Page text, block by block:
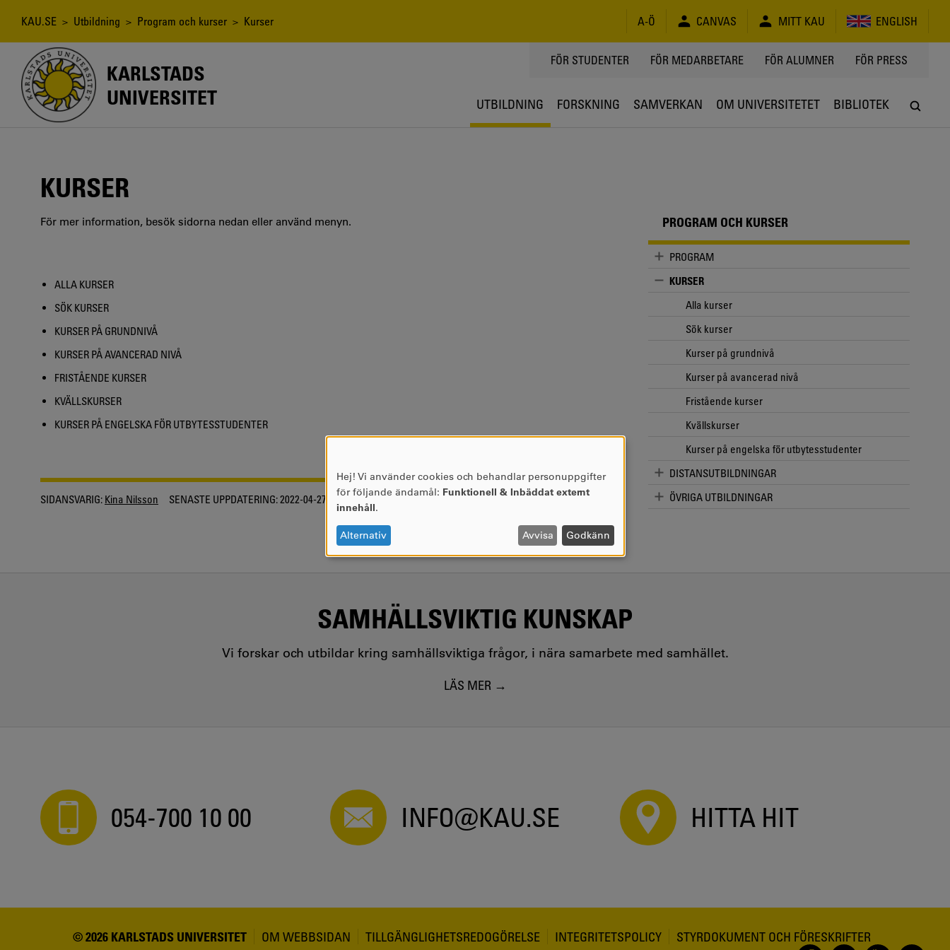
Länkstig
KAU.SE > Utbildning > Program och kurser > Kurser A-Ö CANVAS MITT KAU ENGLISH
KARLSTADS
UNIVERSITET
TOPPMENY
FÖR STUDENTER FÖR MEDARBETARE FÖR ALUMNER FÖR PRESS
UTBILDNING FORSKNING SAMVERKAN OM UNIVERSITETET BIBLIOTEK
KURSER
För mer information, besök sidorna nedan eller använd menyn.
ALLA KURSER
SÖK KURSER
KURSER PÅ GRUNDNIVÅ
KURSER PÅ AVANCERAD NIVÅ
FRISTÅENDE KURSER
KVÄLLSKURSER
KURSER PÅ ENGELSKA FÖR UTBYTESSTUDENTER
SIDANSVARIG: Kina Nilsson SENASTE UPPDATERING:2022-04-27
PROGRAM OCH KURSER
PROGRAM
KURSER
Alla kurser
Sök kurser
Kurser på grundnivå
Kurser på avancerad nivå
Fristående kurser
Kvällskurser
Kurser på engelska för utbytesstudenter
DISTANSUTBILDNINGAR
ÖVRIGA UTBILDNINGAR
SAMHÄLLSVIKTIG KUNSKAP
Vi forskar och utbildar kring samhällsviktiga frågor, i nära samarbete med samhället.
LÄS MER
054-700 10 00 INFO@KAU.SE HITTA HIT
© 2026 KARLSTADS UNIVERSITET OM WEBBSIDAN TILLGÄNGLIGHETSREDOGÖRELSE INTEGRITETSPOLICY STYRDOKUMENT OCH FÖRESKRIFTER
ANVÄNDNING
AV
OCH
COOKIES
Hej! Vi använder cookies och behandlar personuppgifter
för följande ändamål: Funktionell & Inbäddat externt
innehåll.
Alternativ Avvisa Godkänn